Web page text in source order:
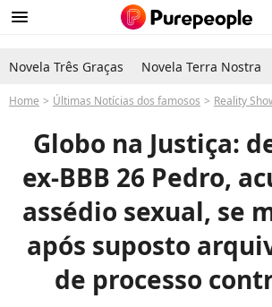
menu
Novela Três Graças Novela Terra Nostra
Home Últimas Notícias dos famosos Reality
Globo na Justiça:
ex-BBB 26 Pedro,
assédio sexual, se
após suposto
de processo